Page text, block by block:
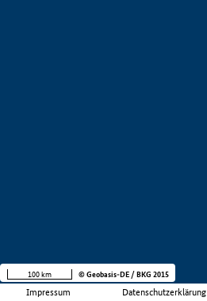
Impressum Datenschutzerklärung
100 km © Geobasis-DE / BKG 2015